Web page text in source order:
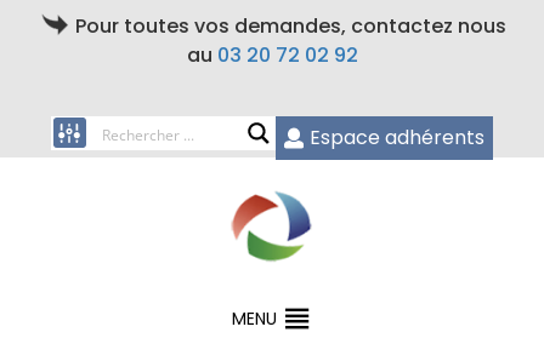
Pour toutes vos demandes, contactez nous
au 03 20 72 02 92
Espace adhérents
MENU